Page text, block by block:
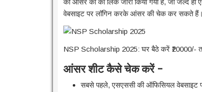
को आंसर की का लिंक जारी किया गया है, जो जल्द ही
वेबसाइट पर लॉगिन करके आंसर की चेक कर सकते हैं।
NSP Scholarship 2025: घर बैठे करें ₹20000/-
आंसर शीट कैसे चेक करें –
सबसे पहले, एसएससी की ऑफिसियल वेबसाइट